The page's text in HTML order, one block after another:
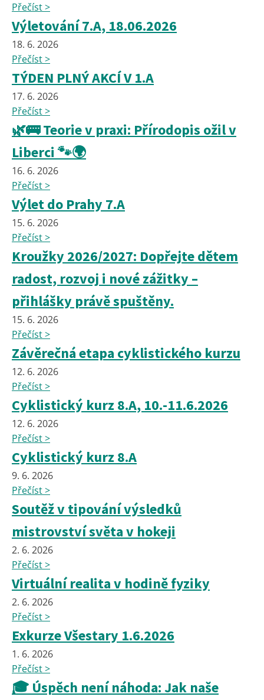
Přečíst >
Výletování 7.A, 18.06.2026
18. 6. 2026
Přečíst >
TÝDEN PLNÝ AKCÍ V 1.A
17. 6. 2026
Přečíst >
🌿🚌 Teorie v praxi: Přírodopis ožil v
Liberci 🐾🌍
16. 6. 2026
Přečíst >
Výlet do Prahy 7.A
15. 6. 2026
Přečíst >
Kroužky 2026/2027: Dopřejte dětem
radost, rozvoj i nové zážitky –
přihlášky právě spuštěny.
15. 6. 2026
Přečíst >
Závěrečná etapa cyklistického kurzu
12. 6. 2026
Přečíst >
Cyklistický kurz 8.A, 10.-11.6.2026
12. 6. 2026
Přečíst >
Cyklistický kurz 8.A
9. 6. 2026
Přečíst >
Soutěž v tipování výsledků
mistrovství světa v hokeji
2. 6. 2026
Přečíst >
Virtuální realita v hodině fyziky
2. 6. 2026
Přečíst >
Exkurze Všestary 1.6.2026
1. 6. 2026
Přečíst >
🎓 Úspěch není náhoda: Jak naše